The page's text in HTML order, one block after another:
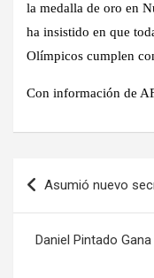
la medalla de oro en
ha insistido en que
Olímpicos cumplen
Con información de
Asumió nuevo
Daniel Pintado